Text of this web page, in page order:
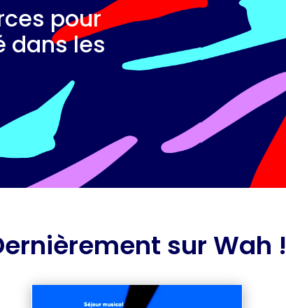
pour
dans les
sur Wah !